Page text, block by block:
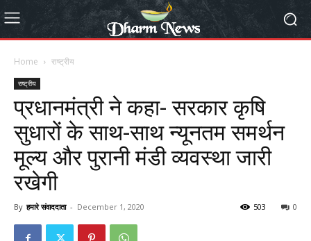
Home राष्ट्रीय
राष्ट्रीय
प्रधानमंत्री ने कहा- सरकार कृषि
सुधारों के साथ-साथ न्यूनतम समर्थन
मूल्य और पुरानी मंडी व्यवस्था जारी
रखेगी
By हमारे संवाददाता - December 1, 2020 0
503